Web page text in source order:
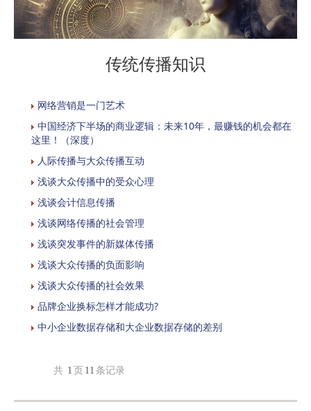
传统传播知识
网络营销是一门艺术
中国经济下半场的商业逻辑：未来10年，最赚钱的机会都在
这里！（深度）
人际传播与大众传播互动
浅谈大众传播中的受众心理
浅谈会计信息传播
浅谈网络传播的社会管理
浅谈突发事件的新媒体传播
浅谈大众传播的负面影响
浅谈大众传播的社会效果
品牌企业换标怎样才能成功?
中小企业数据存储和大企业数据存储的差别
共 1 页 11 条记录